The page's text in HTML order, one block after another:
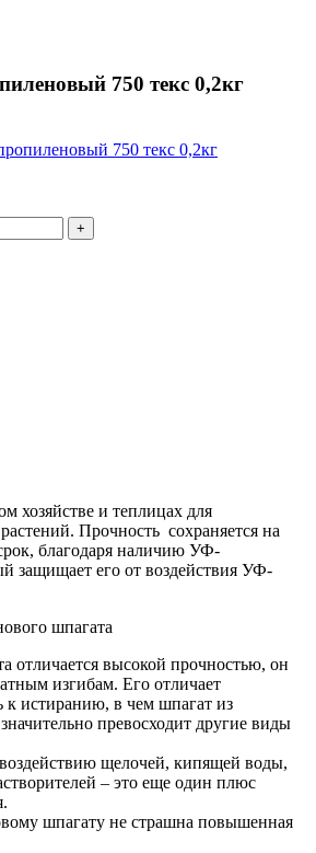
750 текс 0,2кг
+
хозяйстве и теплицах для
растений. Прочность сохраняется на
, благодаря наличию УФ-
защищает его от воздействия УФ-
шпагата
отличается высокой прочностью, он
изгибам. Его отличает
к истиранию, в чем шпагат из
превосходит другие виды
щелочей, кипящей воды,
– это еще один плюс
шпагату не страшна повышенная